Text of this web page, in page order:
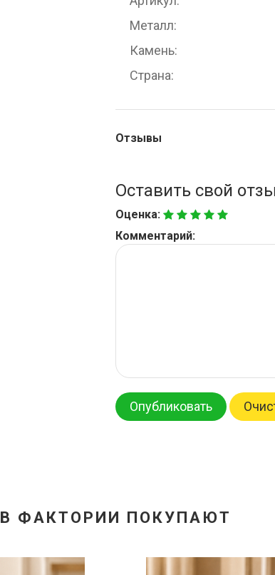
Металл
Камень
Страна
Отзывы
Оставить свой
Оценка:
Комментарий:
Опубликовать
В ФАКТОРИИ ПОКУПАЮТ